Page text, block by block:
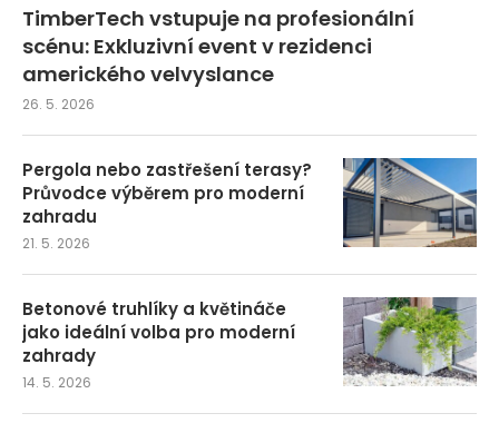
TimberTech vstupuje na profesionální
scénu: Exkluzivní event v rezidenci
amerického velvyslance
26. 5. 2026
Pergola nebo zastřešení terasy?
Průvodce výběrem pro moderní
zahradu
21. 5. 2026
Betonové truhlíky a květináče
jako ideální volba pro moderní
zahrady
14. 5. 2026